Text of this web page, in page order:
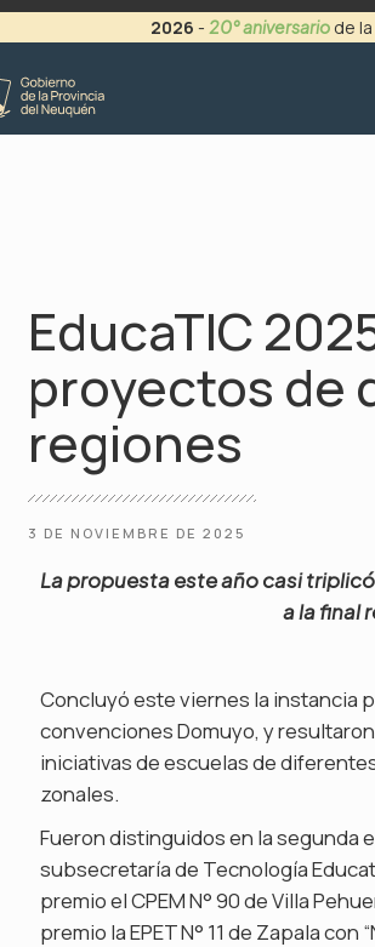
2026 - 20° aniversario de
EducaTIC
proyectos de
regiones
3 DE NOVIEMBRE DE 2025
La propuesta este año casi
a la final
Concluyó este viernes la instancia
convenciones Domuyo, y
iniciativas de escuelas de
zonales.
Fueron distinguidos en la segunda
subsecretaría de Tecnología
premio el CPEM N° 90 de Villa
premio la EPET N° 11 de Zapala